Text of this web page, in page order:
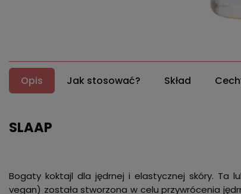
Opis Jak stosować? Skład
SLAAP
Bogaty koktajl dla jędrnej i elastycznej skóry. Ta
vegan) została stworzona w celu przywrócenia